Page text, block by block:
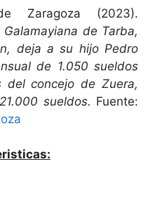
Zaragoza (2023).
de Tarba,
deja a su hijo Pedro
de 1.050 sueldos
del concejo de Zuera,
sueldos. Fuente: